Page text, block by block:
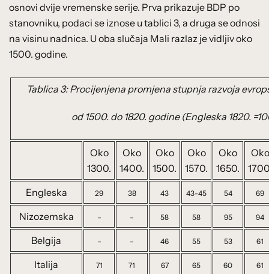
osnovi dvije vremenske serije. Prva prikazuje BDP po
stanovniku, podaci se iznose u tablici 3, a druga se odnosi
na visinu nadnica. U oba slučaja Mali razlaz je vidljiv oko
1500. godine.
Tablica 3: Procijenjena promjena stupnja razvoja
od 1500. do 1820. godine (Engleska 1820.
Oko
1300.
Oko
1400.
Oko
1500.
Oko
1570.
Oko
1650.
Oko
Engleska
29 38 43 43-45 54 69
Nizozemska – – 58 58 95 94
Belgija – – 46 55 53 61
Italija 71 71 67 65 60 61